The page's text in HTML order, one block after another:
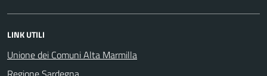
LINK UTILI
Unione dei Comuni Alta Marmilla